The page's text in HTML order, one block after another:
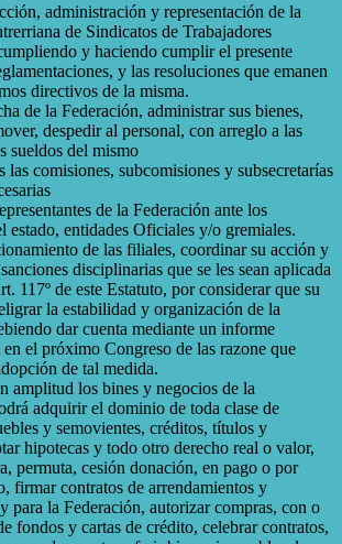
administración y representación de la
de Sindicatos de Trabajadores
y haciendo cumplir el presente
y las resoluciones que emanen
directivos de la misma.
de la Federación, administrar sus bienes,
despedir al personal, con arreglo a las
sueldos del mismo
las comisiones, subcomisiones y subsecretarías
de la Federación ante los
estado, entidades Oficiales y/o gremiales.
de las filiales, coordinar su acción y
disciplinarias que se les sean aplicada
117º de este Estatuto, por considerar que su
la estabilidad y organización de la
dar cuenta mediante un informe
el próximo Congreso de las razone que
de tal medida.
amplitud los bines y negocios de la
adquirir el dominio de toda clase de
y semovientes, créditos, títulos y
hipotecas y todo otro derecho real o valor,
permuta, cesión donación, en pago o por
firmar contratos de arrendamientos y
para la Federación, autorizar compras, con o
fondos y cartas de crédito, celebrar contratos,